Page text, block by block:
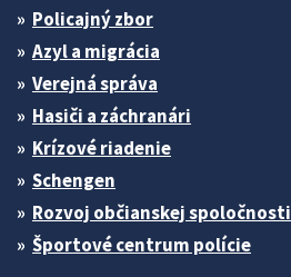
Policajný zbor
Azyl a migrácia
Verejná správa
Hasiči a záchranári
Krízové riadenie
Schengen
Rozvoj občianskej spoločnosti
Športové centrum polície